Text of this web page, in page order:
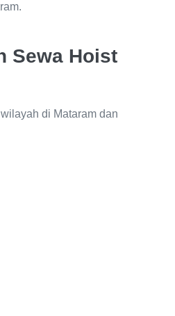
Sewa Hoist
di Mataram dan